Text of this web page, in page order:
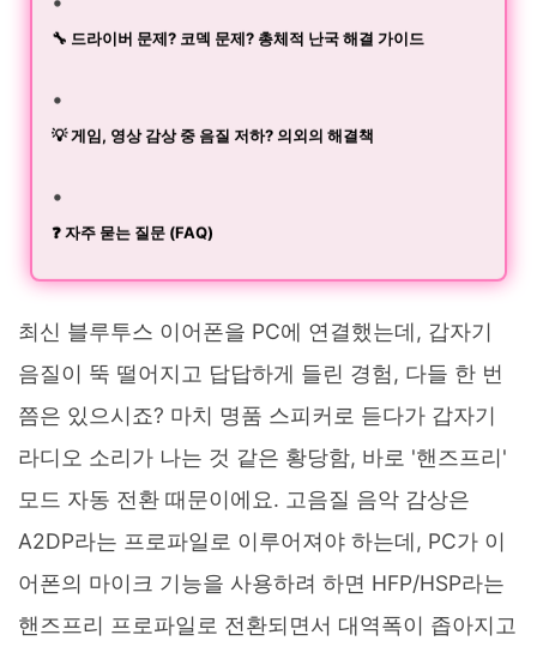
🔧 드라이버 문제? 코덱 문제? 총체적 난국 해결 가이드
💡 게임, 영상 감상 중 음질 저하? 의외의 해결책
❓ 자주 묻는 질문 (FAQ)
최신 블루투스 이어폰을 PC에 연결했는데, 갑자기
음질이 뚝 떨어지고 답답하게 들린 경험, 다들 한 번
쯤은 있으시죠? 마치 명품 스피커로 듣다가 갑자기
라디오 소리가 나는 것 같은 황당함, 바로 '핸즈프리'
모드 자동 전환 때문이에요. 고음질 음악 감상은
A2DP라는 프로파일로 이루어져야 하는데, PC가 이
어폰의 마이크 기능을 사용하려 하면 HFP/HSP라는
핸즈프리 프로파일로 전환되면서 대역폭이 좁아지고